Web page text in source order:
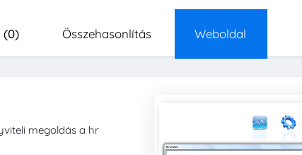
(0) Összehasonlítás Weboldal
megoldás a hr